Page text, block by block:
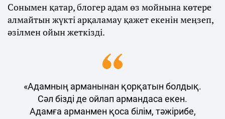
Сонымен қатар, блогер адам өз мойнына көтере
алмайтын жүкті арқаламау қажет екенін меңзеп,
әзілмен ойын жеткізді.
«Адамның арманынан қорқатын болдық.
Сәл бізді де ойлап армандаса екен.
Адамға арманмен қоса білім, тәжірибе,